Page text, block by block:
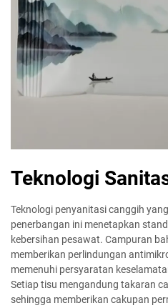
Teknologi
Teknologi penyanitasi canggih
penerbangan ini menetapkan
kebersihan pesawat. Campuran
memberikan perlindungan
memenuhi persyaratan
Setiap tisu mengandung takaran
sehingga memberikan cakupan